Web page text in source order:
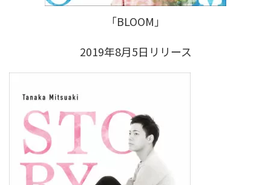
「BLOOM」
2019年8月5日リリース